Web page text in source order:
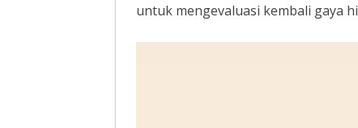
untuk mengevaluasi kembali gaya